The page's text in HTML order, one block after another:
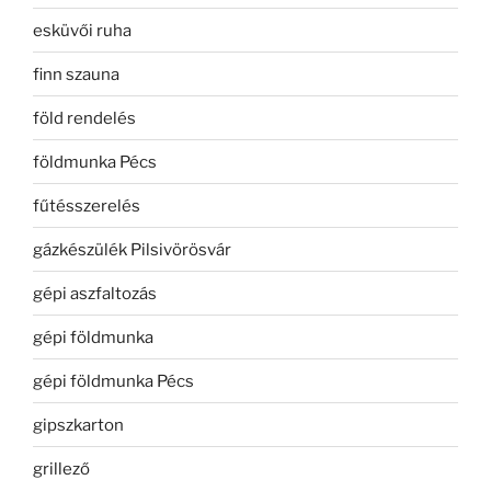
esküvői ruha
finn szauna
föld rendelés
földmunka Pécs
fűtésszerelés
gázkészülék Pilsivörösvár
gépi aszfaltozás
gépi földmunka
gépi földmunka Pécs
gipszkarton
grillező